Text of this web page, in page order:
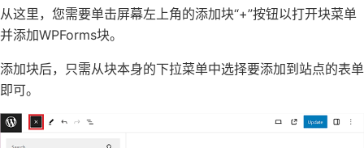
从这里，您需要单击屏幕左上角的添加块“+”按钮以打开块菜单
并添加WPForms块。
添加块后，只需从块本身的下拉菜单中选择要添加到站点的表单
即可。